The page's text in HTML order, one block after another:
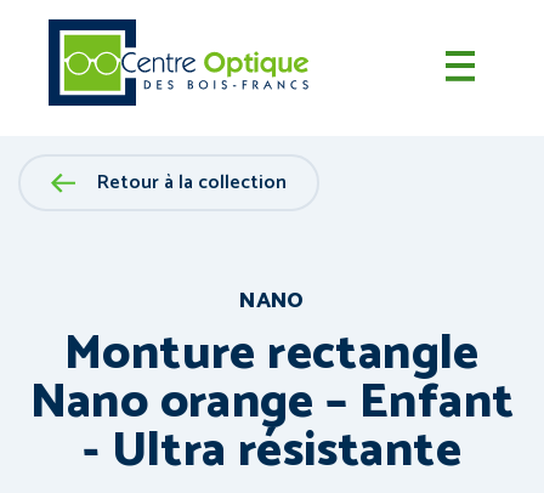
Retour à la collection
NANO
Monture rectangle
Nano orange – Enfant
- Ultra résistante